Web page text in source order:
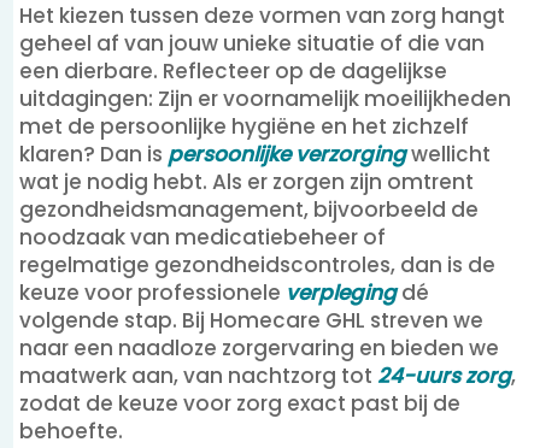
Het kiezen tussen deze vormen van zorg hangt
geheel af van jouw unieke situatie of die van
een dierbare. Reflecteer op de dagelijkse
uitdagingen: Zijn er voornamelijk moeilijkheden
met de persoonlijke hygiëne en het zichzelf
klaren? Dan is persoonlijke verzorgingwellicht
wat je nodig hebt. Als er zorgen zijn omtrent
gezondheidsmanagement, bijvoorbeeld de
noodzaak van medicatiebeheer of
regelmatige gezondheidscontroles, dan is de
keuze voor professionele verplegingdé
volgende stap. Bij Homecare GHL streven we
naar een naadloze zorgervaring en bieden we
maatwerk aan, van nachtzorg tot 24-uurs zorg,
zodat de keuze voor zorg exact past bij de
behoefte.